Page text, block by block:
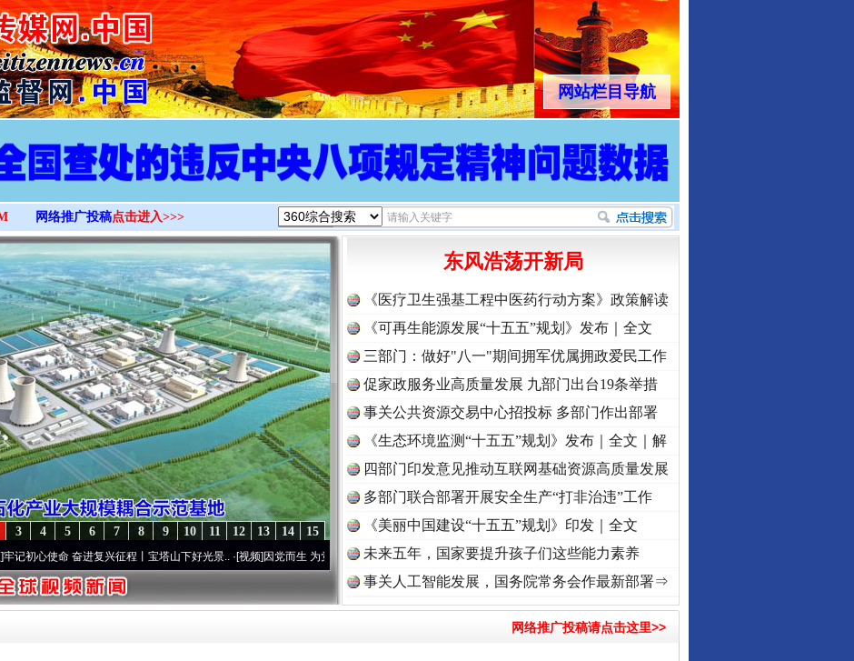
>
网站栏目导航
网络推广投稿点击进入>>>
15
14
13
12
11
10
9
8
7
6
5
4
3
使命 奋进复兴征程丨宝塔山下好光景..·[视频]因党而生 为党而战——百年“纪”事⑧加强纪律..·[视频]牢记初心使命 奋进复兴征程丨“转折之城”激荡..
东风浩荡开新局
《医疗卫生强基工程中医药行动方案》政策解读
《可再生能源发展“十五五”规划》发布｜全文
三部门：做好"八一"期间拥军优属拥政爱民工作
促家政服务业高质量发展 九部门出台19条举措
事关公共资源交易中心招投标 多部门作出部署
《生态环境监测“十五五”规划》发布｜全文｜解
读
四部门印发意见推动互联网基础资源高质量发展
多部门联合部署开展安全生产“打非治违”工作
《美丽中国建设“十五五”规划》印发｜全文
未来五年，国家要提升孩子们这些能力素养
事关人工智能发展，国务院常务会作最新部署⇒
网络推广投稿请点击这里>>